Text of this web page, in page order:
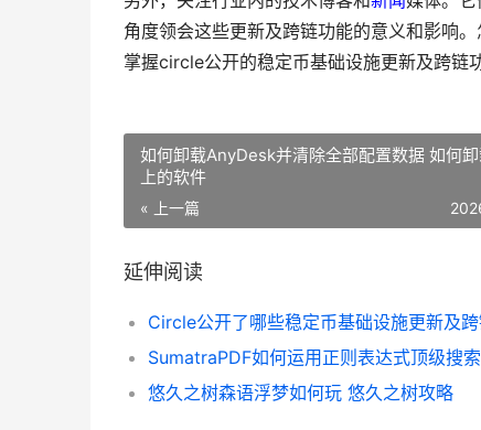
角度领会这些更新及跨链功能的意义和影响
掌握circle公开的稳定币基础设施更新及跨链
如何卸载AnyDesk并清除全部配置数据 如何
上的软件
« 上一篇
延伸阅读
悠久之树森语浮梦如何玩 悠久之树攻略